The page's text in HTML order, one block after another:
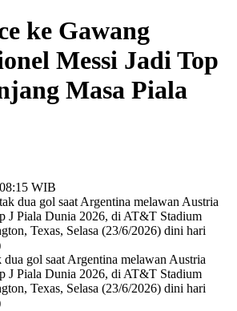
ke Gawang
Messi Jadi Top
Masa Piala
WIB
gol saat Argentina melawan Austria
J Piala Dunia 2026, di AT&T Stadium
Texas, Selasa (23/6/2026) dini hari